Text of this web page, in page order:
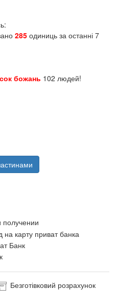
285 одиниць за останні 7
божань 102 людей!
Безготівковий розрахунок